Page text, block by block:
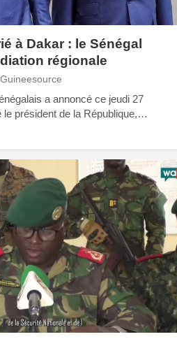
à Dakar : le Sénégal
régionale
Guineesource
a annoncé ce jeudi 27
le président de la République,…